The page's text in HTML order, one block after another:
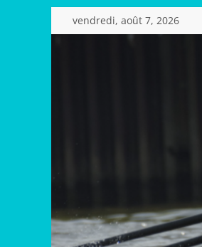
Passer
au
vendredi, août 7, 2026